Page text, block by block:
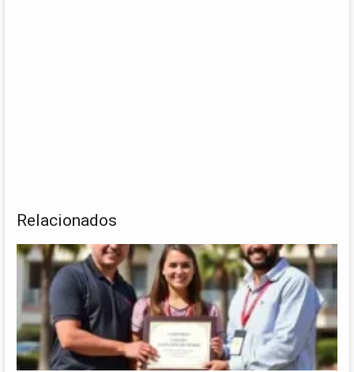
Relacionados